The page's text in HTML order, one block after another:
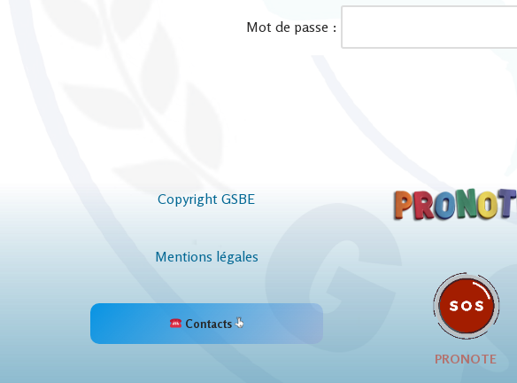
Mot de passe :
Copyright GSBE
Mentions légales
Contacts
PRONOTE